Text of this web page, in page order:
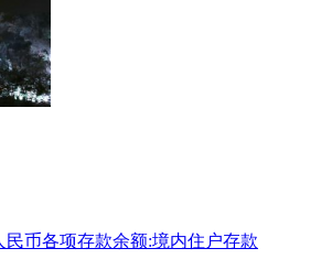
币各项存款余额:境内住户存款